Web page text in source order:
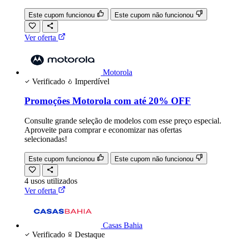
Este cupom funcionou Este cupom não funcionou
Ver oferta
Motorola
Verificado
Imperdível
Promoções Motorola com até 20% OFF
Consulte grande seleção de modelos com esse preço especial.
Aproveite para comprar e economizar nas ofertas
selecionadas!
Este cupom funcionou Este cupom não funcionou
4 usos utilizados
Ver oferta
Casas Bahia
Verificado
Destaque